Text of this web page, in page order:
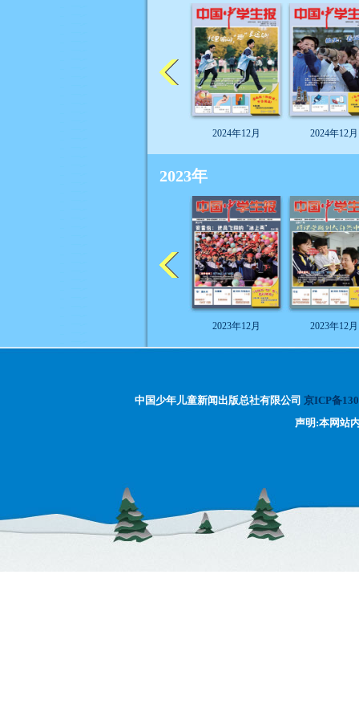
2024年12月 2024年12月
2023年
2023年12月 2023年12月
中国少年儿童新闻出版总社有限公司 京ICP备
声明:本网站